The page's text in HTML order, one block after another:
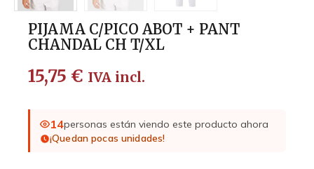
PIJAMA C/PICO ABOT + PANT
CHANDAL CH T/XL
15,75 € IVA incl.
14personas están viendo este producto ahora
¡Quedan pocas unidades!